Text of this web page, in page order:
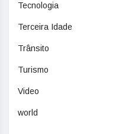
Tecnologia
Terceira Idade
Trânsito
Turismo
Video
world